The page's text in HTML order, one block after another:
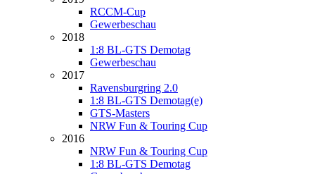
RCCM-Cup
Gewerbeschau
2018
1:8 BL-GTS Demotag
Gewerbeschau
2017
Ravensburgring 2.0
1:8 BL-GTS Demotag(e)
GTS-Masters
NRW Fun & Touring Cup
2016
NRW Fun & Touring Cup
1:8 BL-GTS Demotag